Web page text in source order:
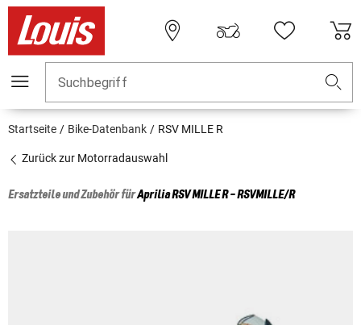
Suchbegriff
Startseite Bike-Datenbank RSV MILLE R
Zurück zur Motorradauswahl
Ersatzteile und Zubehör fürApriliaRSV MILLE R - RSVMILLE/R